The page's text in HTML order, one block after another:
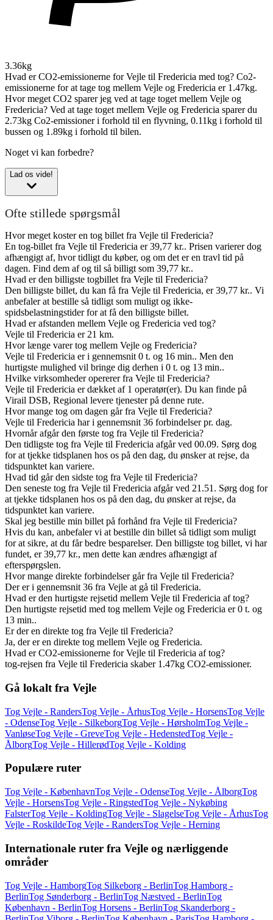
3.36kg
Hvad er CO2-emissionerne for Vejle til Fredericia med tog? Co2-
emissionerne for at tage tog mellem Vejle og Fredericia er 1.47kg.
Hvor meget CO2 sparer jeg ved at tage toget mellem Vejle og
Fredericia? Ved at tage toget mellem Vejle og Fredericia sparer du
2.73kg Co2-emissioner i forhold til en flyvning, 0.11kg i forhold til
bussen og 1.89kg i forhold til bilen.
Noget vi kan forbedre?
Lad os vide!
Ofte stillede spørgsmål
Hvor meget koster en tog billet fra Vejle til Fredericia?
En tog-billet fra Vejle til Fredericia er 39,77 kr.. Prisen varierer dog
afhængigt af, hvor tidligt du køber, og om det er en travl tid på
dagen. Find dem af og til så billigt som 39,77 kr..
Hvad er den billigste togbillet fra Vejle til Fredericia?
Den billigste billet, du kan få fra Vejle til Fredericia, er 39,77 kr.. Vi
anbefaler at bestille så tidligt som muligt og ikke-
spidsbelastningstider for at få den billigste billet.
Hvad er afstanden mellem Vejle og Fredericia ved tog?
Vejle til Fredericia er 21 km.
Hvor længe varer tog mellem Vejle og Fredericia?
Vejle til Fredericia er i gennemsnit 0 t. og 16 min.. Men den
hurtigste mulighed vil bringe dig derhen i 0 t. og 13 min..
Hvilke virksomheder opererer fra Vejle til Fredericia?
Vejle til Fredericia er dækket af 1 operatør(er). Du kan finde på
Virail DSB, Regional levere tjenester på denne rute.
Hvor mange tog om dagen går fra Vejle til Fredericia?
Vejle til Fredericia har i gennemsnit 36 forbindelser pr. dag.
Hvornår afgår den første tog fra Vejle til Fredericia?
Den tidligste tog fra Vejle til Fredericia afgår ved 00.09. Sørg dog
for at tjekke tidsplanen hos os på den dag, du ønsker at rejse, da
tidspunktet kan variere.
Hvad tid går den sidste tog fra Vejle til Fredericia?
Den seneste tog fra Vejle til Fredericia afgår ved 21.51. Sørg dog for
at tjekke tidsplanen hos os på den dag, du ønsker at rejse, da
tidspunktet kan variere.
Skal jeg bestille min billet på forhånd fra Vejle til Fredericia?
Hvis du kan, anbefaler vi at bestille din billet så tidligt som muligt
for at sikre, at du får bedre besparelser. Den billigste tog billet, vi har
fundet, er 39,77 kr., men dette kan ændres afhængigt af
efterspørgslen.
Hvor mange direkte forbindelser går fra Vejle til Fredericia?
Der er i gennemsnit 36 fra Vejle at gå til Fredericia.
Hvad er den hurtigste rejsetid mellem Vejle til Fredericia af tog?
Den hurtigste rejsetid med tog mellem Vejle og Fredericia er 0 t. og
13 min..
Er der en direkte tog fra Vejle til Fredericia?
Ja, der er en direkte tog mellem Vejle og Fredericia.
Hvad er CO2-emissionerne for Vejle til Fredericia af tog?
tog-rejsen fra Vejle til Fredericia skaber 1.47kg CO2-emissioner.
Gå lokalt fra Vejle
Tog Vejle - RandersTog Vejle - ÅrhusTog Vejle - HorsensTog Vejle
- OdenseTog Vejle - SilkeborgTog Vejle - HørsholmTog Vejle -
VanløseTog Vejle - GreveTog Vejle - HedenstedTog Vejle -
ÅlborgTog Vejle - HillerødTog Vejle - Kolding
Populære ruter
Tog Vejle - KøbenhavnTog Vejle - OdenseTog Vejle - ÅlborgTog
Vejle - HorsensTog Vejle - RingstedTog Vejle - Nykøbing
FalsterTog Vejle - KoldingTog Vejle - SlagelseTog Vejle - ÅrhusTog
Vejle - RoskildeTog Vejle - RandersTog Vejle - Herning
Internationale ruter fra Vejle og nærliggende
områder
Tog Vejle - HamborgTog Silkeborg - BerlinTog Hamborg -
BerlinTog Sønderborg - BerlinTog Næstved - BerlinTog
København - BerlinTog Horsens - BerlinTog Skanderborg -